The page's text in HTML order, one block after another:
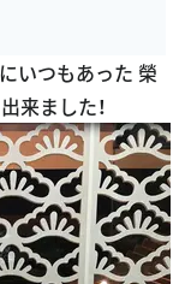
いつもあった 榮
来ました！